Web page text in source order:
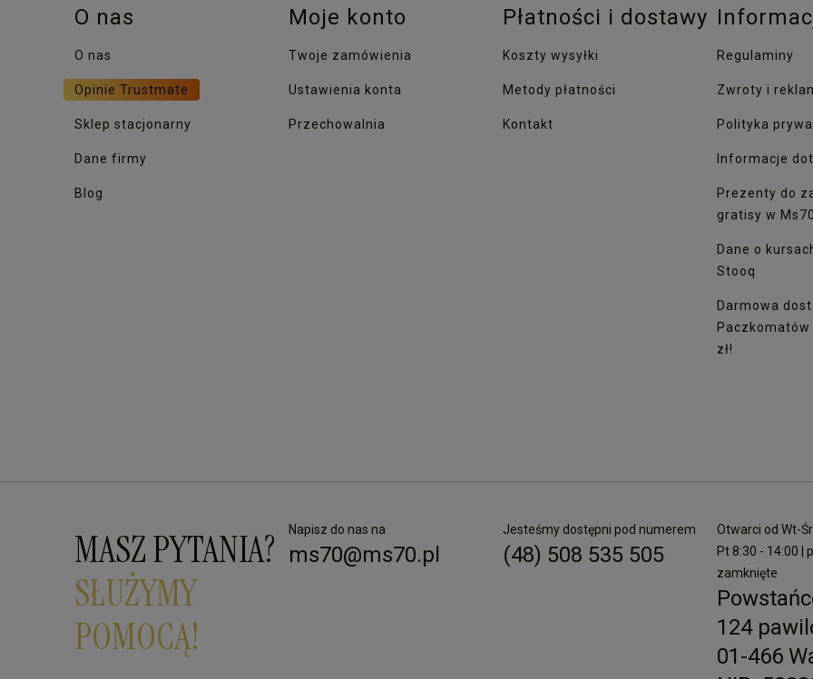
O nas
O nas
Opinie Trustmate
Sklep stacjonarny
Dane firmy
Blog
Moje konto
Twoje zamówienia
Ustawienia konta
Przechowalnia
Płatności i dostawy
Koszty wysyłki
Metody płatności
Kontakt
Regulaminy
Zwroty i
Polityka
Informacje
Prezenty do
gratisy w
Dane o
Stooq
Darmowa
zł!
MASZ PYTANIA?
SŁUŻYMY
POMOCĄ!
Napisz do nas na
ms70@ms70.pl
Jesteśmy dostępni pod numerem
(48) 508 535 505
Otwarci od Wt-
Pt 8:30 - 14:00 |
zamknięte
124
01-466